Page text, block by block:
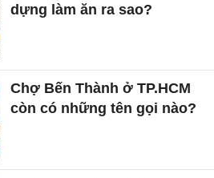
dựng làm ăn ra sao?
Chợ Bến Thành ở TP.HCM
còn có những tên gọi nào?